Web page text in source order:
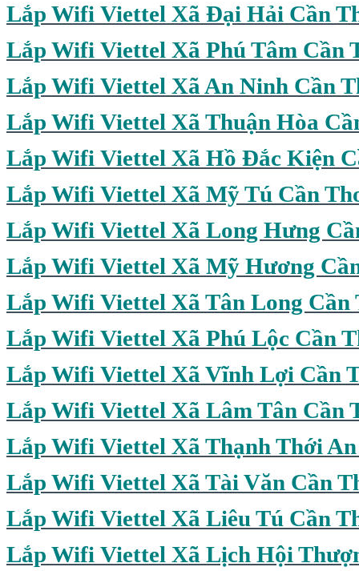
Lắp Wifi Viettel Xã Đại Hải Cần
Lắp Wifi Viettel Xã Phú Tâm Cần
Lắp Wifi Viettel Xã An Ninh Cần
Lắp Wifi Viettel Xã Thuận Hòa
Lắp Wifi Viettel Xã Hồ Đắc Kiện
Lắp Wifi Viettel Xã Mỹ Tú Cần
Lắp Wifi Viettel Xã Long Hưng
Lắp Wifi Viettel Xã Mỹ Hương
Lắp Wifi Viettel Xã Tân Long Cần
Lắp Wifi Viettel Xã Phú Lộc Cần
Lắp Wifi Viettel Xã Vĩnh Lợi Cần
Lắp Wifi Viettel Xã Lâm Tân Cần
Lắp Wifi Viettel Xã Thạnh Thới
Lắp Wifi Viettel Xã Tài Văn Cần
Lắp Wifi Viettel Xã Liêu Tú Cần
Lắp Wifi Viettel Xã Lịch Hội